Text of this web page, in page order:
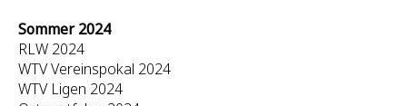
Sommer 2024
RLW 2024
WTV Vereinspokal 2024
WTV Ligen 2024